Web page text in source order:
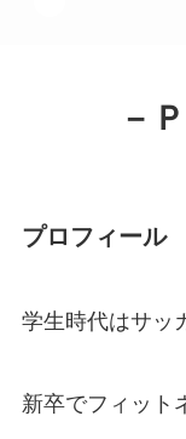
－
プロフィール
学生時代はサッ
新卒でフィット